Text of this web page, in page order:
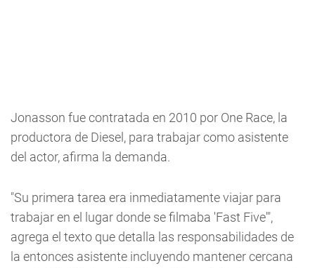
Jonasson fue contratada en 2010 por One Race, la
productora de Diesel, para trabajar como asistente
del actor, afirma la demanda.
"Su primera tarea era inmediatamente viajar para
trabajar en el lugar donde se filmaba 'Fast Five'",
agrega el texto que detalla las responsabilidades de
la entonces asistente incluyendo mantener cercana